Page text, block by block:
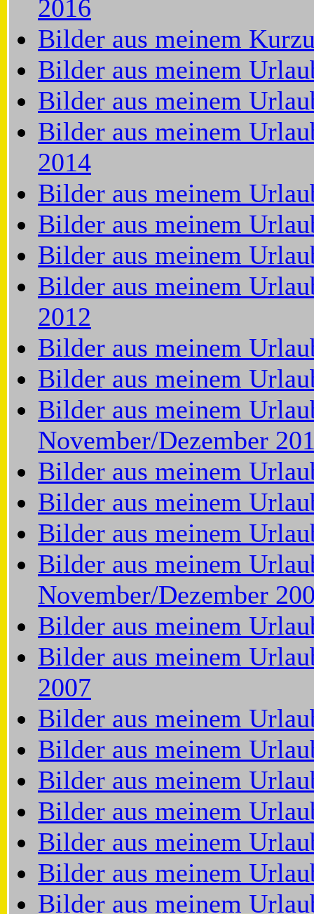
2016
Bilder aus meinem
Bilder aus meinem
Bilder aus meinem
Bilder aus meinem
2014
Bilder aus meinem
Bilder aus meinem
Bilder aus meinem
Bilder aus meinem
2012
Bilder aus meinem
Bilder aus meinem
Bilder aus meinem
November/Dezember
Bilder aus meinem
Bilder aus meinem
Bilder aus meinem
Bilder aus meinem
November/Dezember
Bilder aus meinem
Bilder aus meinem
2007
Bilder aus meinem
Bilder aus meinem
Bilder aus meinem
Bilder aus meinem
Bilder aus meinem
Bilder aus meinem
Bilder aus meinem